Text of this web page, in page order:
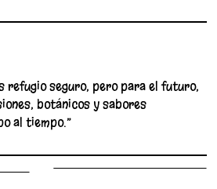
refugio seguro, pero para el futuro,
botánicos y sabores
al tiempo.”